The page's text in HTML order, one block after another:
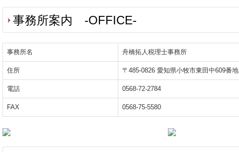
事務所案内 -OFFICE-
事務所名 舟橋拓人税理士事務所
住所 〒485-0826 愛知県小牧市東田中609番地
電話 0568-72-2784
FAX 0568-75-5580